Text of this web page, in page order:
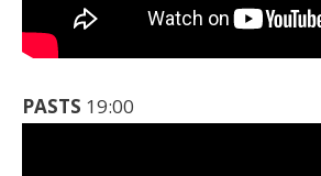
PASTS 19:00